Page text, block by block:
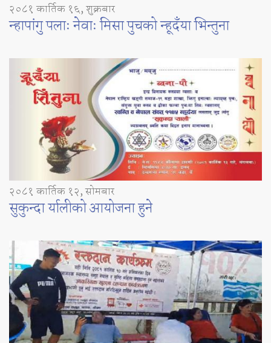
२०८१ कार्तिक १६, शुक्रबार
न्हापांगु पलाः नेवाः मिसा पुचको न्हूदँया भिन्तुना
२०८१ कार्तिक १२, सोमबार
सुकुन्दा र्यालीको आयोजना हुने